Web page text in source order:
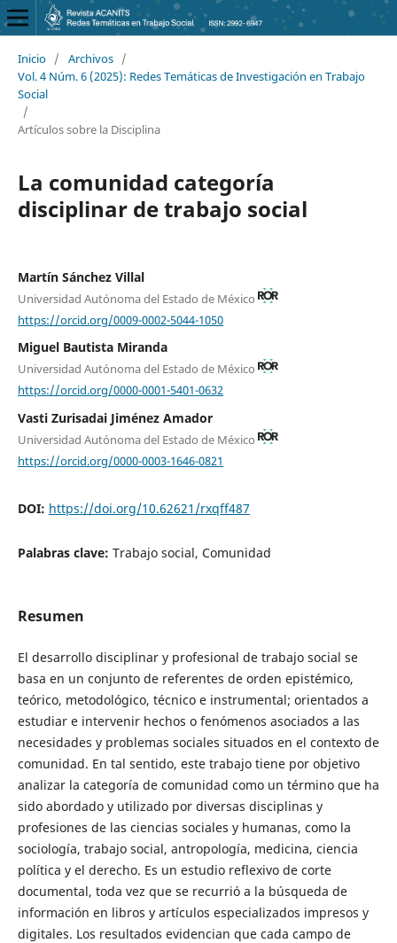
Inicio / Archivos /
Vol. 4 Núm. 6 (2025): Redes Temáticas de Investigación en Trabajo
Social
/
Artículos sobre la Disciplina
La comunidad categoría
disciplinar de trabajo social
Martín Sánchez Villal
Universidad Autónoma del Estado de México
https://orcid.org/0009-0002-5044-1050
Miguel Bautista Miranda
Universidad Autónoma del Estado de México
https://orcid.org/0000-0001-5401-0632
Vasti Zurisadai Jiménez Amador
Universidad Autónoma del Estado de México
https://orcid.org/0000-0003-1646-0821
DOI: https://doi.org/10.62621/rxqff487
Palabras clave: Trabajo social, Comunidad
Resumen
El desarrollo disciplinar y profesional de trabajo social se
basa en un conjunto de referentes de orden epistémico,
teórico, metodológico, técnico e instrumental; orientados a
estudiar e intervenir hechos o fenómenos asociados a las
necesidades y problemas sociales situados en el contexto de
comunidad. En tal sentido, este trabajo tiene por objetivo
analizar la categoría de comunidad como un término que ha
sido abordado y utilizado por diversas disciplinas y
profesiones de las ciencias sociales y humanas, como la
sociología, trabajo social, antropología, medicina, ciencia
política y el derecho. Es un estudio reflexivo de corte
documental, toda vez que se recurrió a la búsqueda de
información en libros y artículos especializados impresos y
digitales. Los resultados evidencian que cada campo de